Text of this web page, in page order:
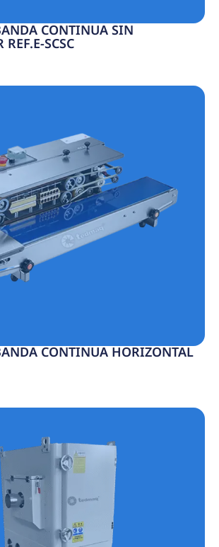
CONTINUA SIN
SCSC
CONTINUA HORIZONTAL